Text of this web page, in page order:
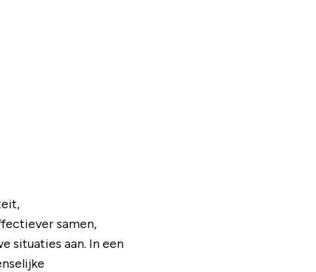
samen,
situaties aan. In een